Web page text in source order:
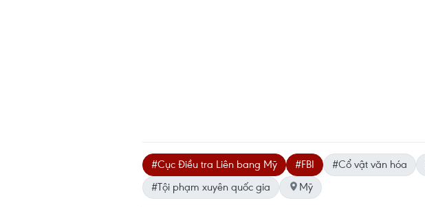
#Cục Điều tra Liên bang Mỹ #FBI #Cổ vật văn hóa
#Tội phạm xuyên quốc gia
Mỹ